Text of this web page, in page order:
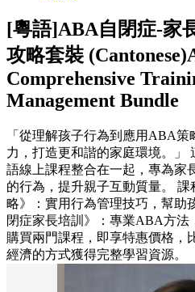
[粵語]ABA自閉症-家
攻略套裝
Comprehensive
Management Bundle
「從理解孩子行為到應用ABA
力，打造更和諧的家庭環境。」
語線上課程整合在一起，專為家
的行為，提升親子互動質量。
略》：實用行為管理技巧，幫助
閉症家長培訓》：專業ABA方法
購買兩門課程，即享特惠價格，
經濟的方式獲得完整學習資源。